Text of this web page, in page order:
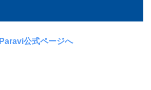
Paravi公式ページへ